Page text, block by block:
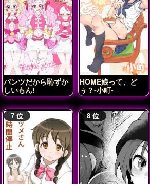
パンツだから恥ずか
しいもん!
HOME娘って、ど
ぅ？-小町-